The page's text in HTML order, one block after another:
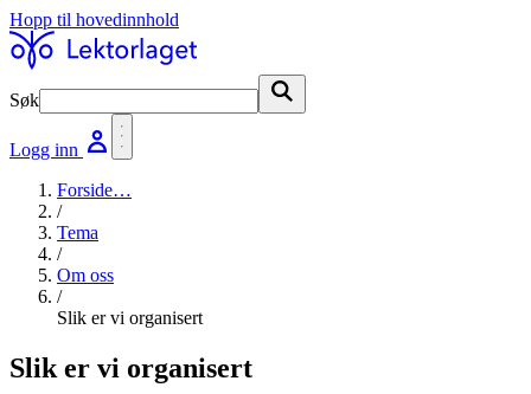
Hopp til hovedinnhold
Søk
Logg inn
Forside…
/
Tema
/
Om oss
/
Slik er vi organisert
Slik er vi organisert